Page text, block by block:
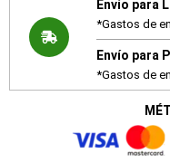
Envío para
*Gastos de
Envío para
*Gastos de